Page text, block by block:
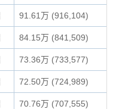
91.61万 (916,104)
84.15万 (841,509)
73.36万 (733,577)
72.50万 (724,989)
70.76万 (707,555)